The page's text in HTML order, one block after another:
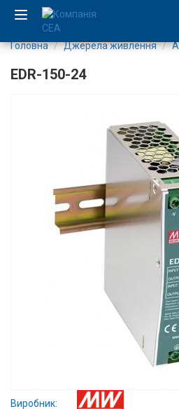
Компанія
Виробництво
Послуги
Головна Джерела живлення
EDR-150-24
Виробник: